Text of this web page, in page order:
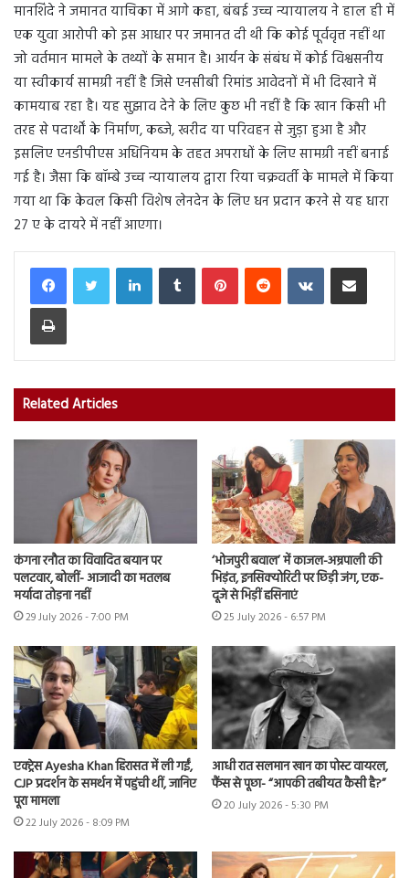
मानशिंदे ने जमानत याचिका में आगे कहा, बंबई उच्च न्यायालय ने हाल ही में
एक युवा आरोपी को इस आधार पर जमानत दी थी कि कोई पूर्ववृत्त नहीं था
जो वर्तमान मामले के तथ्यों के समान है। आर्यन के संबंध में कोई विश्वसनीय
या स्वीकार्य सामग्री नहीं है जिसे एनसीबी रिमांड आवेदनों में भी दिखाने में
कामयाब रहा है। यह सुझाव देने के लिए कुछ भी नहीं है कि खान किसी भी
तरह से पदार्थों के निर्माण, कब्जे, खरीद या परिवहन से जुड़ा हुआ है और
इसलिए एनडीपीएस अधिनियम के तहत अपराधों के लिए सामग्री नहीं बनाई
गई है। जैसा कि बॉम्बे उच्च न्यायालय द्वारा रिया चक्रवर्ती के मामले में किया
गया था कि केवल किसी विशेष लेनदेन के लिए धन प्रदान करने से यह धारा
27 ए के दायरे में नहीं आएगा।
LinkedInTumblr PinterestReddit VKontakteShare via Email
Print
Related Articles
कंगना रनौत का विवादित बयान पर
पलटवार, बोलीं- आजादी का मतलब
मर्यादा तोड़ना नहीं
29 July 2026 - 7:00 PM
‘भोजपुरी बवाल’ में काजल-अम्रपाली की
भिड़ंत, इनसिक्योरिटी पर छिड़ी जंग, एक-
दूजे से भिड़ीं हसिनाएं
25 July 2026 - 6:57 PM
एक्ट्रेस Ayesha Khan हिरासत में ली गईं,
CJP प्रदर्शन के समर्थन में पहुंची थीं, जानिए
पूरा मामला
22 July 2026 - 8:09 PM
आधी रात सलमान खान का पोस्ट वायरल,
फैंस से पूछा- “आपकी तबीयत कैसी है?”
20 July 2026 - 5:30 PM